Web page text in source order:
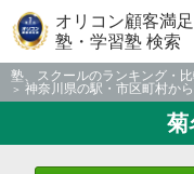
オリコン顧客満
塾・学習塾 検索
塾、スクールのランキング・
神奈川県の駅・市区町村か
菊